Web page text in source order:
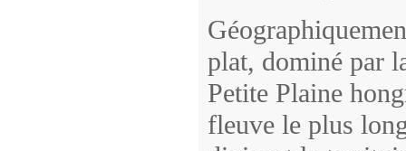
plat, dominé par
Petite Plaine
fleuve le plus